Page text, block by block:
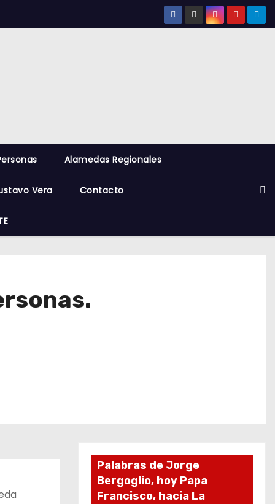
Alamedas Regionales
Vera Contacto
Palabras de Jorge
Bergoglio, hoy Papa
Francisco, hacia La